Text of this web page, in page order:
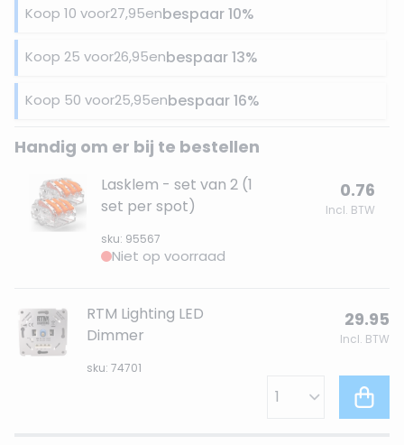
Koop 10 voor27,95enbespaar10%
Koop 25 voor26,95enbespaar13%
Koop 50 voor25,95enbespaar16%
Handig om er bij te bestellen
Lasklem - set van 2 (1
set per spot)
sku: 95567
0.76
Incl. BTW
Niet op voorraad
RTM Lighting LED
Dimmer
sku: 74701
29.95
Incl. BTW